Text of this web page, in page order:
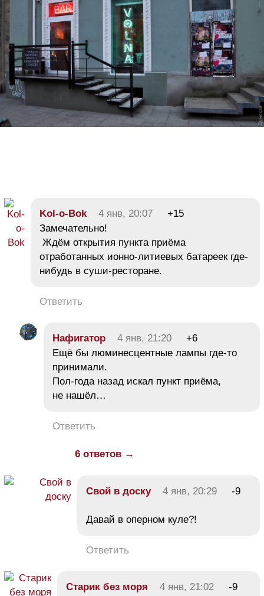
Kol-o-Bok 4 янв, 20:07
+15
Замечательно!
Ждём открытия пункта приёма
отработанных ионно-литиевых батареек где-
нибудь в суши-ресторане.
Ответить
Нафигатор 4 янв, 21:20
+6
Ещё бы люминесцентные лампы где-то
принимали.
Пол-года назад искал пункт приёма,
не нашёл…
Ответить
6 ответов →
Свой в доску 4 янв, 20:29 -9
Давай в оперном куле?!
Ответить
Старик без моря 4 янв, 21:02 -9